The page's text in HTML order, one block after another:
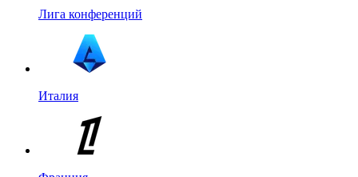
Лига конференций
Италия